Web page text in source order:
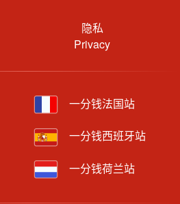
隐私
Privacy
一分钱法国站
一分钱西班牙站
一分钱荷兰站